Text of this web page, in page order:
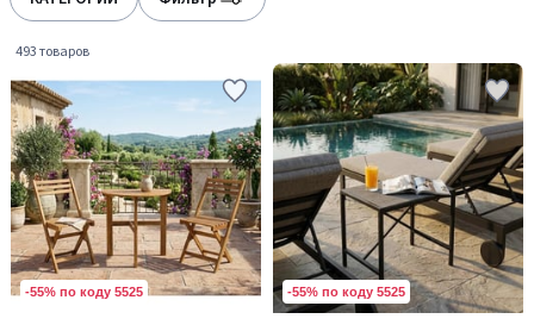
493 товаров
-55% по коду 5525 -55% по коду 5525